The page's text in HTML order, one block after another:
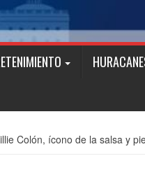
Colón, ícono de la salsa y